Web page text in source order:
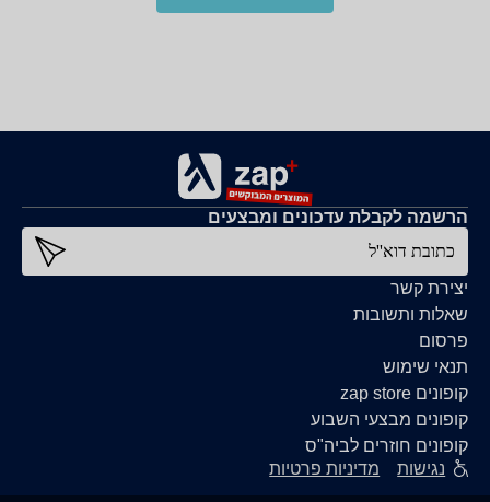
יצירת קשר
שאלות ותשובות
פרסום
תנאי שימוש
קופונים zap store
קופונים מבצעי השבוע
קופונים חוזרים לביה"ס
הרשמה לקבלת עדכונים ומבצעים
כתובת דוא''ל
נגישות מדיניות פרטיות